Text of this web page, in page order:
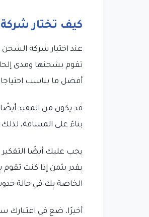
كيف تختار
عند اختيار شركة الشحن
تقوم بشحنها ومدى
أفضل ما يناسب
قد يكون من المفيد
بناءً على المسافة،
يجب عليك أيضًا
يقدر بثمن إذا كنت
الخاصة بك في حالة
أخيرًا، ضع في اعتبارك